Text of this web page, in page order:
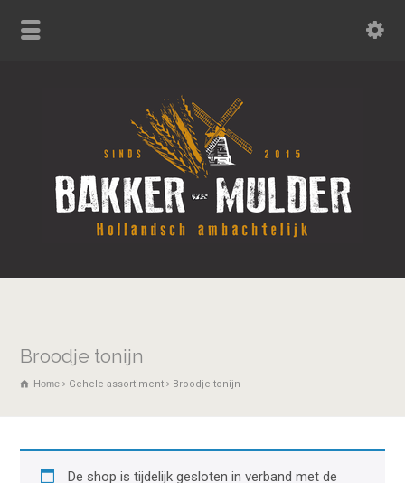
Broodje tonijn
Home Gehele assortiment Broodje tonijn
De shop is tijdelijk gesloten in verband met de